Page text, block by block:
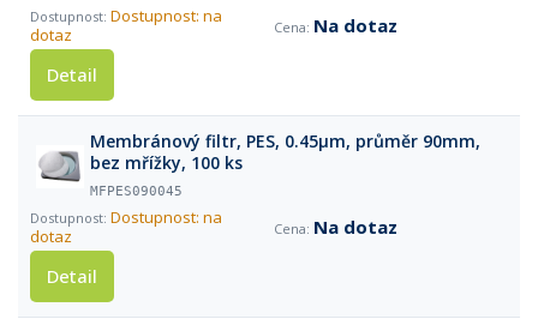
Dostupnost: na
dotaz
Na dotaz
Detail
Membránový filtr, PES, 0.45µm, průměr 90mm,
bez mřížky, 100 ks
MFPES090045
Dostupnost: na
dotaz
Na dotaz
Detail